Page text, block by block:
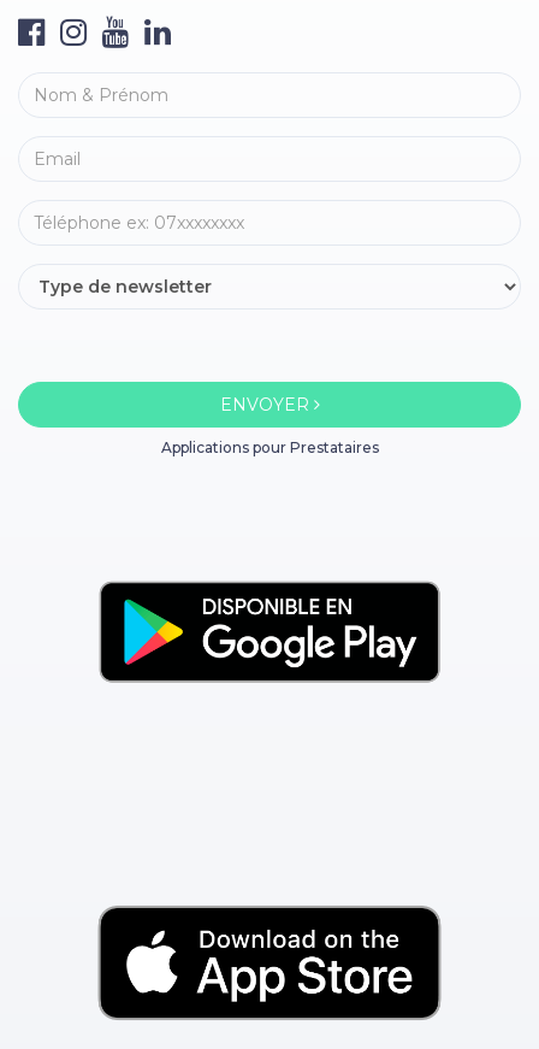
ENVOYER
Applications pour Prestataires